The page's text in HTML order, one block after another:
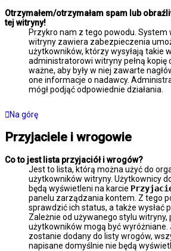
Otrzymałem/otrzymałam spam lub
tej witryny!
Przykro nam z tego powodu. System
witryny zawiera zabezpieczenia
użytkowników, którzy wysyłają takie
administratorowi witryny pełną
ważne, aby były w niej zawarte
one informacje o nadawcy.
mógł podjąć odpowiednie działania.
Na górę
Przyjaciele i wrogowie
Co to jest lista przyjaciół i wrogów?
Jest to lista, którą można użyć do
użytkowników witryny. Użytkownicy
będą wyświetleni na karcie
panelu zarządzania kontem. Z tego
sprawdzić ich status, a także wysłać
Zależnie od używanego stylu witryny,
użytkowników mogą być wyróżniane.
zostanie dodany do listy wrogów,
napisane domyślnie nie będą